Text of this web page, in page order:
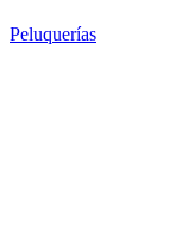
Peluquerías